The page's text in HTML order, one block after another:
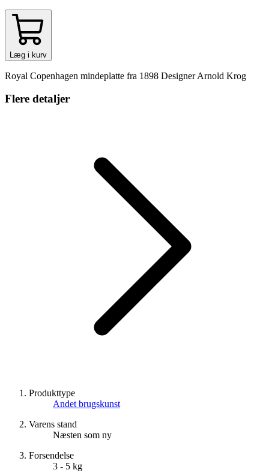
Læg i kurv
Royal Copenhagen mindeplatte fra 1898 Designer Arnold Krog
Flere detaljer
Produkttype
Andet brugskunst
Varens stand
Næsten som ny
Forsendelse
3 - 5 kg